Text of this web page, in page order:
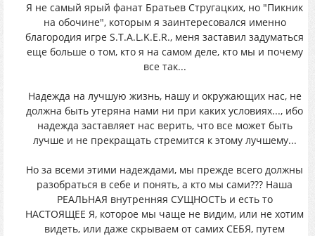
Я не самый ярый фанат Братьев Стругацких, но "Пикник
на обочине", которым я заинтересовался именно
благородия игре S.T.A.L.K.E.R., меня заставил задуматься
еще больше о том, кто я на самом деле, кто мы и почему
все так...
Надежда на лучшую жизнь, нашу и окружающих нас, не
должна быть утеряна нами ни при каких условиях..., ибо
надежда заставляет нас верить, что все может быть
лучше и не прекращать стремится к этому лучшему...
Но за всеми этими надеждами, мы прежде всего должны
разобраться в себе и понять, а кто мы сами??? Наша
РЕАЛЬНАЯ внутренняя СУЩНОСТЬ и есть то
НАСТОЯЩЕЕ Я, которое мы чаще не видим, или не хотим
видеть, или даже скрываем от самих СЕБЯ, путем